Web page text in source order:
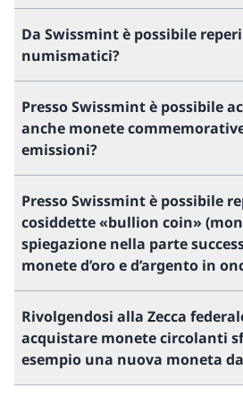
Da Swissmint è possibile
numismatici?
Presso Swissmint è possibile
anche monete
emissioni?
Presso Swissmint è possibile
cosiddette «bullion coin»
spiegazione nella parte
monete d’oro e d’argento in
Rivolgendosi alla Zecca
acquistare monete circolanti
esempio una nuova moneta